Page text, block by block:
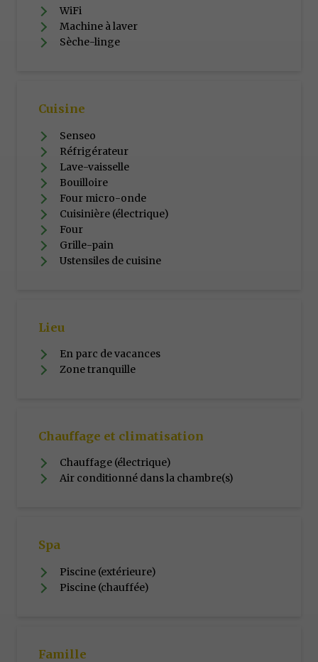
WiFi
Machine à laver
Sèche-linge
Cuisine
Senseo
Réfrigérateur
Lave-vaisselle
Bouilloire
Four micro-onde
Cuisinière (électrique)
Four
Grille-pain
Ustensiles de cuisine
Lieu
En parc de vacances
Zone tranquille
Chauffage et climatisation
Chauffage (électrique)
Air conditionné dans la chambre(s)
Spa
Piscine (extérieure)
Piscine (chauffée)
Famille